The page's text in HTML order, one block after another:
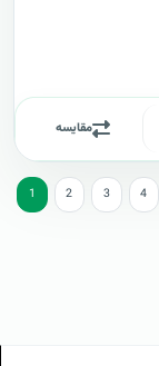
مقایسه
1 2 3 4